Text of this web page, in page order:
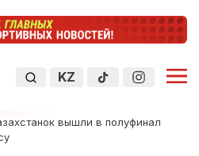
KZ
вышли в полуфинал